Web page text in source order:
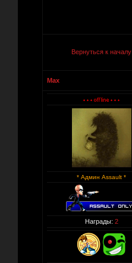
Вернуться к началу
Max
* Админ Assault *
Награды: 2